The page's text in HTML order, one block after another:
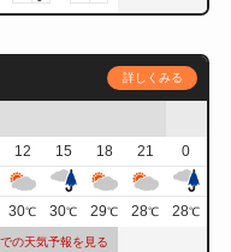
詳しくみる
12 15 18 21
0
30℃ 30℃ 29℃ 28℃ 28℃
の天気予報を見る